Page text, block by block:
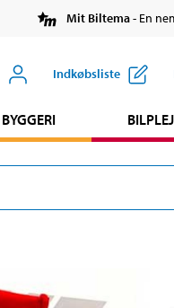
Mit Biltema- En
Indkøbsliste
BYGGERI